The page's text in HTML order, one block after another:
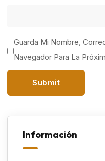
Guarda Mi Nombre,
Navegador Para La
Información